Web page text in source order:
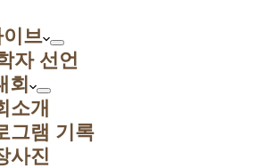
브
자 선언
회
소개
그램 기록
사진